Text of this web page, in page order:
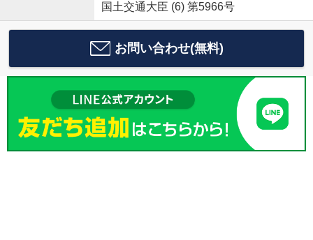
国土交通大臣 (6) 第5966号
お問い合わせ(無料)